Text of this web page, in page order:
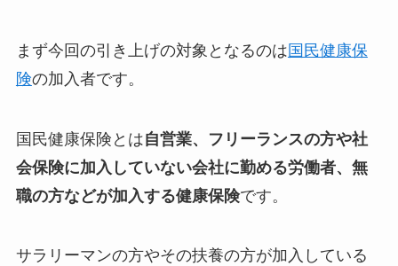
まず今回の引き上げの対象となるのは国民健康保
険の加入者です。
国民健康保険とは自営業、フリーランスの方や社
会保険に加入していない会社に勤める労働者、無
職の方などが加入する健康保険です。
サラリーマンの方やその扶養の方が加入している